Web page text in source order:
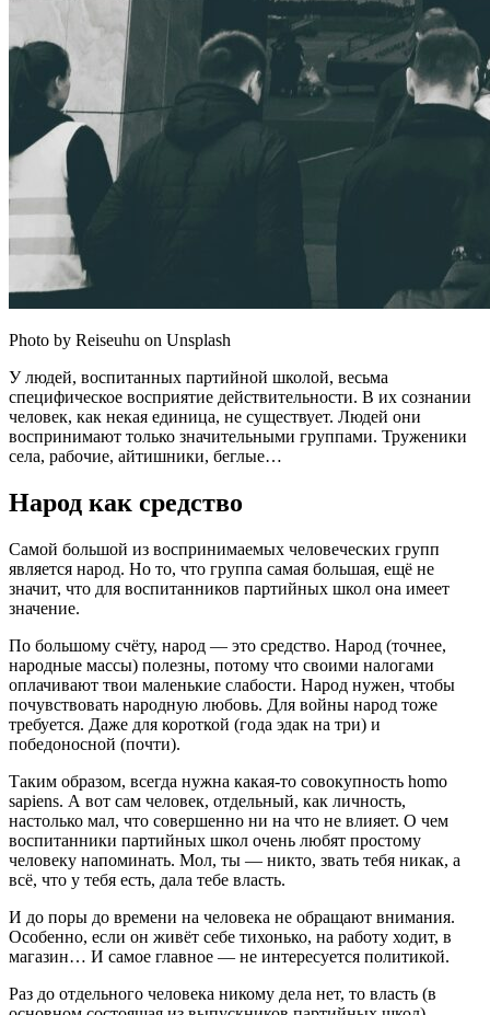
Photo by Reiseuhu on Unsplash
У людей, воспитанных партийной школой, весьма
специфическое восприятие действительности. В их сознании
человек, как некая единица, не существует. Людей они
воспринимают только значительными группами. Труженики
села, рабочие, айтишники, беглые…
Народ как средство
Самой большой из воспринимаемых человеческих групп
является народ. Но то, что группа самая большая, ещё не
значит, что для воспитанников партийных школ она имеет
значение.
По большому счёту, народ — это средство. Народ (точнее,
народные массы) полезны, потому что своими налогами
оплачивают твои маленькие слабости. Народ нужен, чтобы
почувствовать народную любовь. Для войны народ тоже
требуется. Даже для короткой (года эдак на три) и
победоносной (почти).
Таким образом, всегда нужна какая-то совокупность homo
sapiens. А вот сам человек, отдельный, как личность,
настолько мал, что совершенно ни на что не влияет. О чем
воспитанники партийных школ очень любят простому
человеку напоминать. Мол, ты — никто, звать тебя никак, а
всё, что у тебя есть, дала тебе власть.
И до поры до времени на человека не обращают внимания.
Особенно, если он живёт себе тихонько, на работу ходит, в
магазин… И самое главное — не интересуется политикой.
Раз до отдельного человека никому дела нет, то власть (в